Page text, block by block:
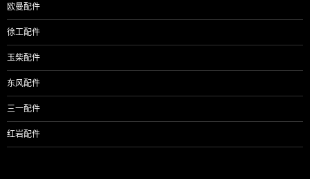
欧曼配件
徐工配件
玉柴配件
东风配件
三一配件
红岩配件